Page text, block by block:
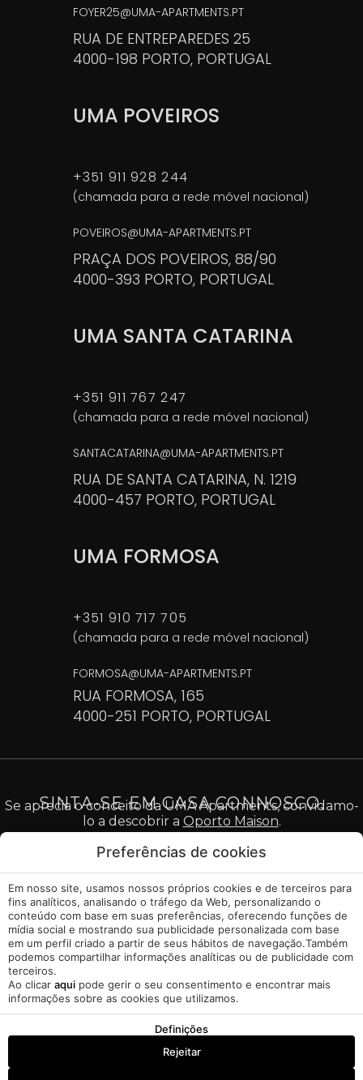
FOYER25@UMA-APARTMENTS.PT
RUA DE ENTREPAREDES 25
4000-198 PORTO, PORTUGAL
UMA POVEIROS
+351 911 928 244
(chamada para a rede móvel nacional)
POVEIROS@UMA-APARTMENTS.PT
PRAÇA DOS POVEIROS, 88/90
4000-393 PORTO, PORTUGAL
UMA SANTA CATARINA
+351 911 767 247
(chamada para a rede móvel nacional)
SANTACATARINA@UMA-APARTMENTS.PT
RUA DE SANTA CATARINA, N. 1219
4000-457 PORTO, PORTUGAL
UMA FORMOSA
+351 910 717 705
(chamada para a rede móvel nacional)
FORMOSA@UMA-APARTMENTS.PT
RUA FORMOSA, 165
4000-251 PORTO, PORTUGAL
SINTA-SE EM CASA CONNOSCO.
Se aprecia o conceito da UMA Apartments, convidamo-
lo a descobrir a Oporto Maison.
Aviso Legal
Política de Cookies
Gerir Cookies
Livro de Reclamações
Preferências de cookies
Em nosso site, usamos nossos próprios cookies e de terceiros para
fins analíticos, analisando o tráfego da Web, personalizando o
conteúdo com base em suas preferências, oferecendo funções de
mídia social e mostrando sua publicidade personalizada com base
em um perfil criado a partir de seus hábitos de navegação.Também
podemos compartilhar informações analíticas ou de publicidade com
terceiros.
Ao clicar aqui pode gerir o seu consentimento e encontrar mais
informações sobre as cookies que utilizamos.
Definições
Rejeitar